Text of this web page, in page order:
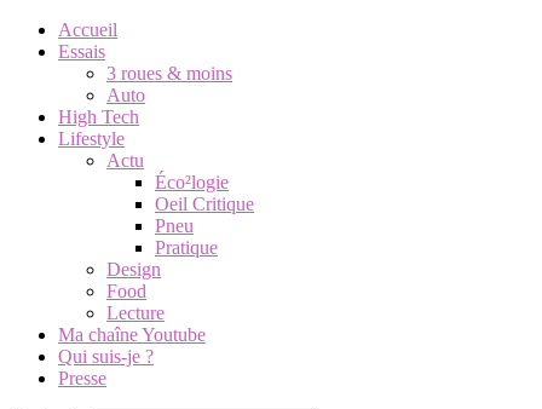
Accueil
Essais
3 roues & moins
Auto
High Tech
Lifestyle
Actu
Éco²logie
Oeil Critique
Pneu
Pratique
Design
Food
Lecture
Ma chaîne Youtube
Qui suis-je ?
Presse